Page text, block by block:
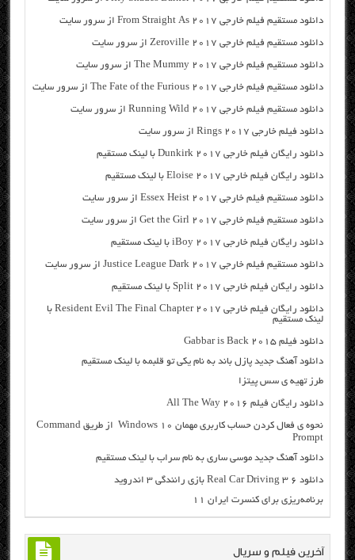
دانلود مستقیم فیلم خارجی From Straight As 2017 از سرور سایت
دانلود مستقیم فیلم خارجی Zeroville 2017 از سرور سایت
دانلود مستقیم فیلم خارجی The Mummy 2017 از سرور سایت
دانلود مستقیم فیلم خارجی The Fate of the Furious 2017 از سرور سایت
دانلود مستقیم فیلم خارجی Running Wild 2017 از سرور سایت
دانلود فیلم خارجی Rings 2017 از سرور سایت
دانلود رایگان فیلم خارجی Dunkirk 2017 با لینک مستقیم
دانلود رایگان فیلم خارجی Eloise 2017 با لینک مستقیم
دانلود مستقیم فیلم خارجی Essex Heist 2017 از سرور سایت
دانلود مستقیم فیلم خارجی Get the Girl 2017 از سرور سایت
دانلود رایگان فیلم خارجی iBoy 2017 با لینک مستقیم
دانلود مستقیم فیلم خارجی Justice League Dark 2017 از سرور سایت
دانلود رایگان فیلم خارجی Split 2017 با لینک مستقیم
دانلود رایگان فیلم خارجی Resident Evil The Final Chapter 2017 با
لینک مستقیم
دانلود فیلم Gabbar is Back 2015
دانلود آهنگ جدید پازل باند به نام یکی تو قلبمه با لینک مستقیم
طرز تهیه ی سس پیتزا
دانلود رایگان فیلم All The Way 2016
نحوه ی فعال کردن حساب کاربری مهمان Windows 10 از طریق Command
Prompt
دانلود آهنگ جدید موسی ساری به نام سراب با لینک مستقیم
دانلود Real Car Driving 3 6 بازی رانندگی ۳ اندروید
برنامه‌ریزی برای کنسرت ایران 11
آخرین فیلم و سریال